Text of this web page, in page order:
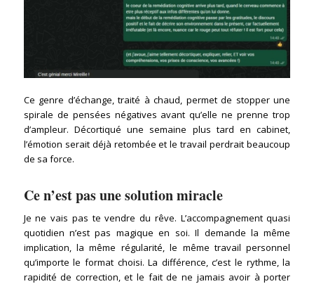
Ce genre d’échange, traité à chaud, permet de stopper une
spirale de pensées négatives avant qu’elle ne prenne trop
d’ampleur. Décortiqué une semaine plus tard en cabinet,
l’émotion serait déjà retombée et le travail perdrait beaucoup
de sa force.
Ce n’est pas une solution miracle
Je ne vais pas te vendre du rêve. L’accompagnement quasi
quotidien n’est pas magique en soi. Il demande la même
implication, la même régularité, le même travail personnel
qu’importe le format choisi. La différence, c’est le rythme, la
rapidité de correction, et le fait de ne jamais avoir à porter